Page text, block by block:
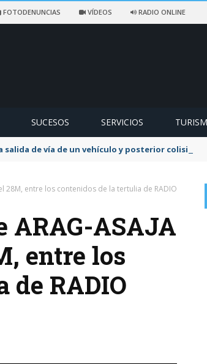
FOTODENUNCIAS VÍDEOS RADIO ONLINE
SUCESOS SERVICIOS
de vía de un vehículo y posterior colisión
28M, entre los contenidos de la tertulia de RADIO
ARAG-ASAJA
entre los
de RADIO